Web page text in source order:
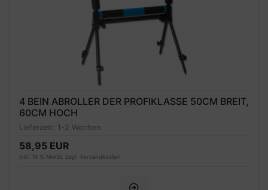
4 BEIN ABROLLER DER PROFIKLASSE 50CM BREIT,
60CM HOCH
Lieferzeit: 1-2 Wochen
58,95 EUR
inkl. 19 % MwSt. zzgl. Versandkosten